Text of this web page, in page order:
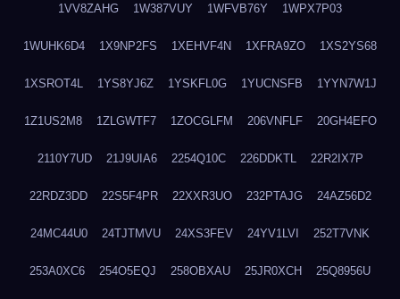
1VV8ZAHG 1W387VUY 1WFVB76Y 1WPX7P03
1WUHK6D4 1X9NP2FS 1XEHVF4N 1XFRA9ZO 1XS2YS68
1XSROT4L 1YS8YJ6Z 1YSKFL0G 1YUCNSFB 1YYN7W1J
1Z1US2M8 1ZLGWTF7 1ZOCGLFM 206VNFLF 20GH4EFO
2110Y7UD 21J9UIA6 2254Q10C 226DDKTL 22R2IX7P
22RDZ3DD 22S5F4PR 22XXR3UO 232PTAJG 24AZ56D2
24MC44U0 24TJTMVU 24XS3FEV 24YV1LVI 252T7VNK
253A0XC6 254O5EQJ 258OBXAU 25JR0XCH 25Q8956U